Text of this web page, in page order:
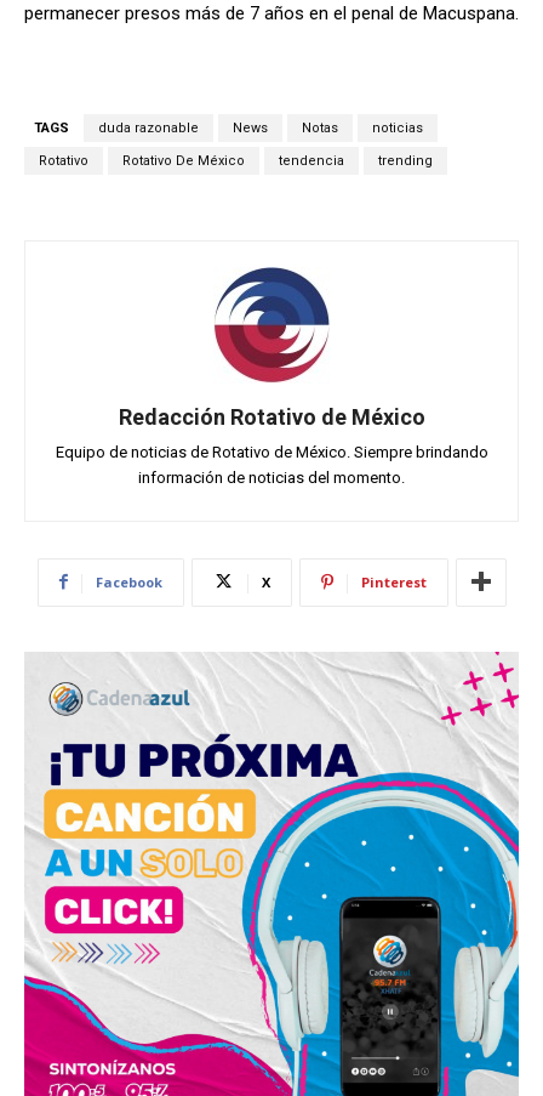
permanecer presos más de 7 años en el penal de Macuspana.
TAGS duda razonable News Notas noticias
Rotativo Rotativo De México tendencia trending
Redacción Rotativo de México
Equipo de noticias de Rotativo de México. Siempre brindando
información de noticias del momento.
Facebook X Pinterest